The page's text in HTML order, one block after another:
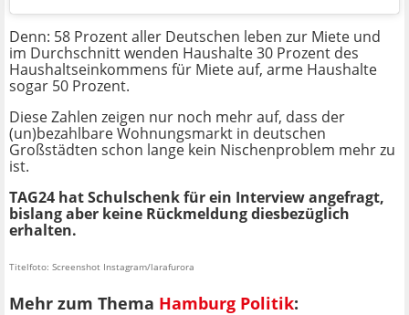
Denn: 58 Prozent aller Deutschen leben zur Miete und
im Durchschnitt wenden Haushalte 30 Prozent des
Haushaltseinkommens für Miete auf, arme Haushalte
sogar 50 Prozent.
Diese Zahlen zeigen nur noch mehr auf, dass der
(un)bezahlbare Wohnungsmarkt in deutschen
Großstädten schon lange kein Nischenproblem mehr zu
ist.
TAG24 hat Schulschenk für ein Interview angefragt,
bislang aber keine Rückmeldung diesbezüglich
erhalten.
Titelfoto: Screenshot Instagram/larafurora
Mehr zum Thema Hamburg Politik: